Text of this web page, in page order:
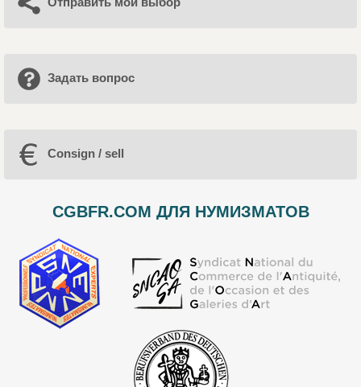
Задать вопрос
Consign / sell
CGBFR.COM ДЛЯ НУМИЗМАТОВ